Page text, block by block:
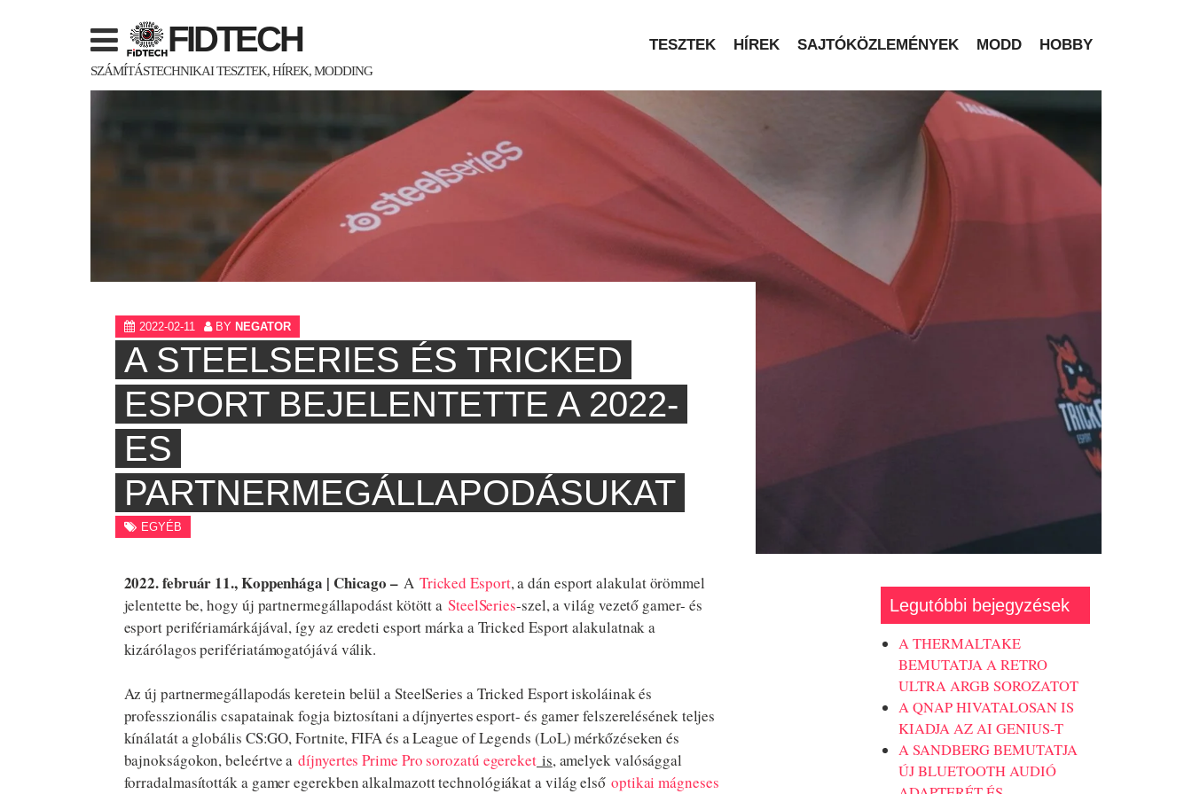
FIDTECH
SZÁMÍTÁSTECHNIKAI TESZTEK, HÍREK, MODDING
TESZTEK HÍREK SAJTÓKÖZLEMÉNYEK MODD HOBBY
2022-02-11 BY NEGATOR
A STEELSERIES ÉS TRICKED
ESPORT BEJELENTETTE A 2022-
ES
PARTNERMEGÁLLAPODÁSUKAT
EGYÉB
2022. február 11., Koppenhága | Chicago – A Tricked Esport, a dán esport alakulat örömmel
jelentette be, hogy új partnermegállapodást kötött a SteelSeries-szel, a világ vezető gamer- és
esport perifériamárkájával, így az eredeti esport márka a Tricked Esport alakulatnak a
kizárólagos perifériatámogatójává válik.
Az új partnermegállapodás keretein belül a SteelSeries a Tricked Esport iskoláinak és
professzionális csapatainak fogja biztosítani a díjnyertes esport- és gamer felszerelésének teljes
kínálatát a globális CS:GO, Fortnite, FIFA és a League of Legends (LoL) mérkőzéseken és
bajnokságokon, beleértve adíjnyertes Prime Pro sorozatú egereket is, amelyek valósággal
forradalmasították a gamer egerekben alkalmazott technológiákat a világ első optikai mágneses
Legutóbbi bejegyzések
A THERMALTAKE
BEMUTATJA A RETRO
ULTRA ARGB SOROZATOT
A QNAP HIVATALOSAN IS
KIADJA AZ AI GENIUS-T
A SANDBERG BEMUTATJA
ÚJ BLUETOOTH AUDIÓ